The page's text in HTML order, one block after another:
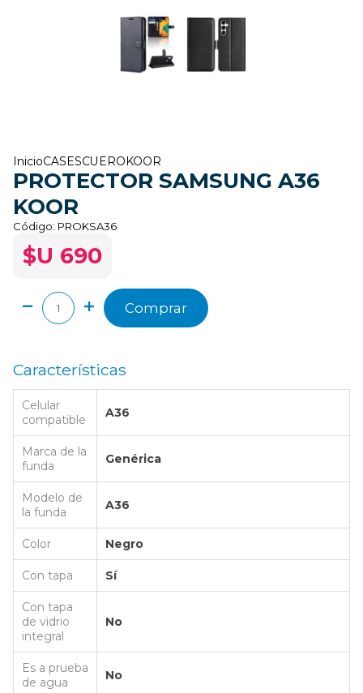
InicioCASESCUERO KOOR
PROTECTOR SAMSUNG A36
KOOR
Código: PROKSA36
$U 690
Comprar
Características
Celular
compatible
A36
Marca de la
funda
Genérica
Modelo de
la funda
A36
Color Negro
Con tapa Sí
Con tapa
de vidrio
integral
No
Es a prueba
de agua
No